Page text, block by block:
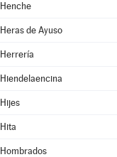
Henche
Heras de Ayuso
Herrería
Hiendelaencina
Hijes
Hita
Hombrados